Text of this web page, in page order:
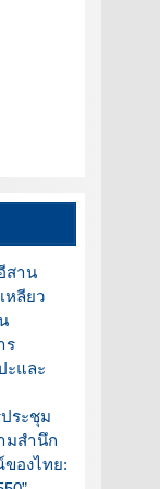
สาน
หลียว
ร
ะและ
ระชุม
มสำนึก
องไทย: